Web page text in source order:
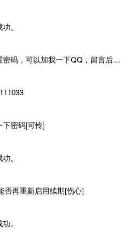
。
可以的，已经重置密码，可以加我一下QQ，留言后我就发密码给你。
下密码[可怜]
。
否再重新启用续期[伤心]
。